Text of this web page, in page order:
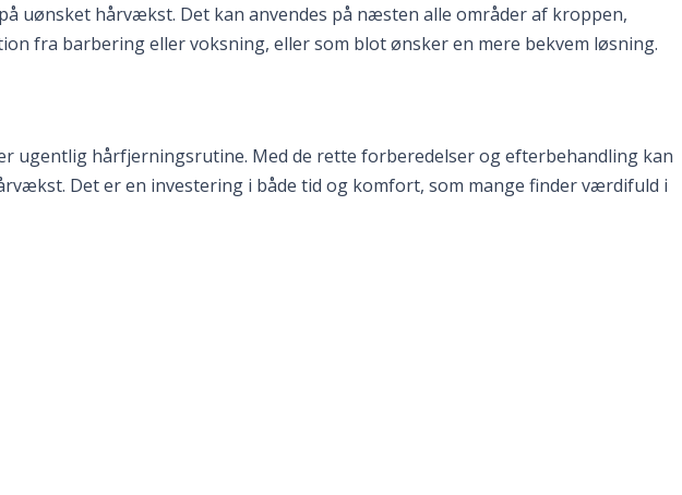
uønsket hårvækst. Det kan anvendes på næsten alle områder af kroppen,
fra barbering eller voksning, eller som blot ønsker en mere bekvem løsning.
ugentlig hårfjerningsrutine. Med de rette forberedelser og efterbehandling kan
Det er en investering i både tid og komfort, som mange finder værdifuld i